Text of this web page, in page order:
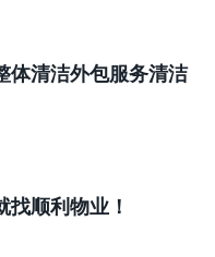
体清洁外包服务清洁
找顺利物业！